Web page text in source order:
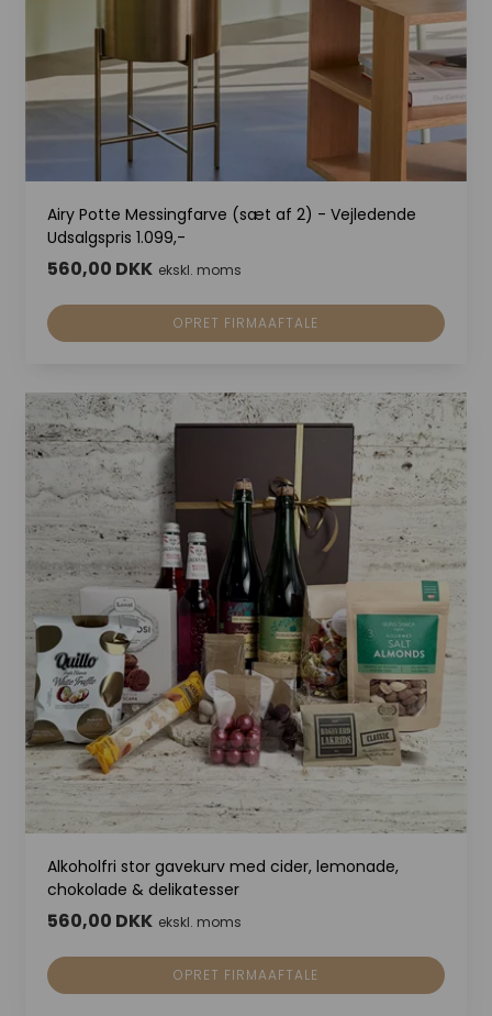
Airy Potte Messingfarve (sæt af 2) - Vejledende
Udsalgspris 1.099,-
560,00 DKK ekskl. moms
OPRET FIRMAAFTALE
Alkoholfri stor gavekurv med cider, lemonade,
chokolade & delikatesser
560,00 DKK ekskl. moms
OPRET FIRMAAFTALE